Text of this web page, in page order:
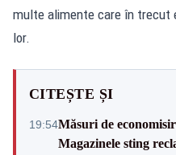
multe alimente care în trecut
lor.
CITEȘTE ȘI
19:54Măsuri de
Magazinele sting